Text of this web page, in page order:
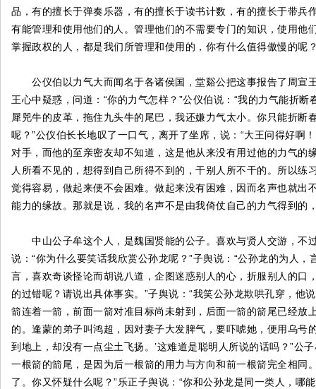
品，有的擅长于弹奏乐器，有的擅长于读书计数，有的擅长于带
有能管理和使用他们的人。管理他们的不需要专门的知识，使用
掌握政权的人，都是我们所管理和使用的，你有什么值得傲慢的呢
公仪伯以力气大而闻名于各诸侯国，堂谿公把这事报告了周宣
王心中疑惑，问道：“你的力气怎样？”公仪伯说：“我的力气能折
犀兕牛的皮革，拖住九头牛的尾巴，我还嫌力气太小。你只能折
呢？”公仪伯长长地叹了一口气，离开了坐席，说：“大王问得好
对手，而他的至亲密友却不知道，这是他从来没有用过他的力气的
人所看不见的，想得到自己所得不到的，干别人所不干的。所以
觉得容易，做起来便不会困难。做起来没有困难，因而名声也就出
能力的缘故。那就是说，我的名声不是由我倚仗自己的力气得到
中山公子牟这个人，是魏国贤能的公子。喜欢与贤人交游，不
说：“你为什么要笑话我欣赏公孙龙呢？”子舆说：“公孙龙的为人
言，喜欢奇谈怪论而胡说八道，企图迷惑别人的心，折服别人的口
的过错呢？请说出具体事实。”子舆说：“我笑公孙龙欺哄孔穿，他
箭连着一箭，前面一箭对准目标尚未射到，后面一箭的箭尾已经放
的。逢蒙的弟子叫鸿超，因对妻子大发脾气，要吓唬她，便用乌
到地上，却没有一点尘土飞扬。’这难道是聪明人所说的话吗？”公
一根箭的箭尾，是因为后一根箭的用力与方向和前一根箭完全相
了。你又怀疑什么呢？”乐正子舆说：“你和公孙龙是同一类人，哪